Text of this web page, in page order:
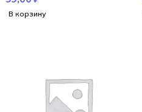
В корзину